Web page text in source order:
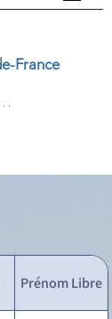
France
Prénom Libre